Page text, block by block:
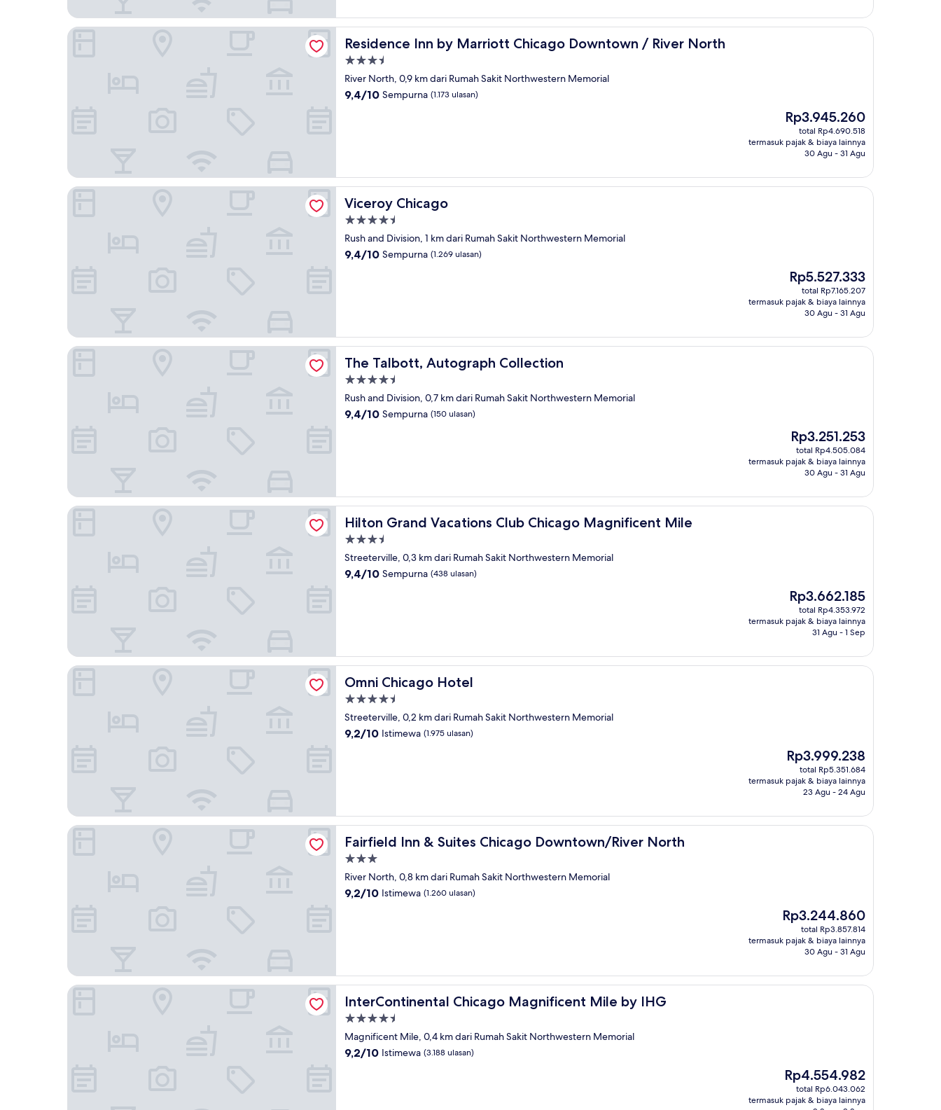
Residence Inn by Marriott Chicago Downtown / River North
Residence Inn by Marriott Chicago Downtown / River North
Properti
bintang
3.5
River North, 0,9 km dari Rumah Sakit Northwestern Memorial
9.4
9,4/10 Sempurna (1.173 ulasan)
Harga
sekarang
Rp3.945.260
Rp3.945.260
total Rp4.690.518
termasuk pajak & biaya lainnya
30 Agu - 31 Agu
Residence Inn by Marriott Chicago Downtown / River North
Viceroy Chicago
Viceroy Chicago
Properti
bintang
4.5
Rush and Division, 1 km dari Rumah Sakit Northwestern Memorial
9.4
9,4/10 Sempurna (1.269 ulasan)
Harga
sekarang
Rp5.527.333
Rp5.527.333
total Rp7.165.207
termasuk pajak & biaya lainnya
30 Agu - 31 Agu
Viceroy Chicago
The Talbott, Autograph Collection
The Talbott, Autograph Collection
Properti
bintang
4.5
Rush and Division, 0,7 km dari Rumah Sakit Northwestern Memorial
9.4
9,4/10 Sempurna (150 ulasan)
Harga
sekarang
Rp3.251.253
Rp3.251.253
total Rp4.505.084
termasuk pajak & biaya lainnya
30 Agu - 31 Agu
The Talbott, Autograph Collection
Hilton Grand Vacations Club Chicago Magnificent Mile
Hilton Grand Vacations Club Chicago Magnificent Mile
Properti
bintang
3.5
Streeterville, 0,3 km dari Rumah Sakit Northwestern Memorial
9.4
9,4/10 Sempurna (438 ulasan)
Harga
sekarang
Rp3.662.185
Rp3.662.185
total Rp4.353.972
termasuk pajak & biaya lainnya
31 Agu - 1 Sep
Hilton Grand Vacations Club Chicago Magnificent Mile
Omni Chicago Hotel
Omni Chicago Hotel
Properti
bintang
4.5
Streeterville, 0,2 km dari Rumah Sakit Northwestern Memorial
9.2
9,2/10 Istimewa (1.975 ulasan)
Harga
sekarang
Rp3.999.238
Rp3.999.238
total Rp5.351.684
termasuk pajak & biaya lainnya
23 Agu - 24 Agu
Omni Chicago Hotel
Fairfield Inn & Suites Chicago Downtown/River North
Fairfield Inn & Suites Chicago Downtown/River North
Properti
bintang
3.0
River North, 0,8 km dari Rumah Sakit Northwestern Memorial
9.2
9,2/10 Istimewa (1.260 ulasan)
Harga
sekarang
Rp3.244.860
Rp3.244.860
total Rp3.857.814
termasuk pajak & biaya lainnya
30 Agu - 31 Agu
Fairfield Inn & Suites Chicago Downtown/River North
InterContinental Chicago Magnificent Mile by IHG
InterContinental Chicago Magnificent Mile by IHG
Properti
bintang
4.5
Magnificent Mile, 0,4 km dari Rumah Sakit Northwestern Memorial
9.2
9,2/10 Istimewa (3.188 ulasan)
Harga
sekarang
Rp4.554.982
Rp4.554.982
total Rp6.043.062
termasuk pajak & biaya lainnya
InterContinental Chicago Magnificent Mile by IHG